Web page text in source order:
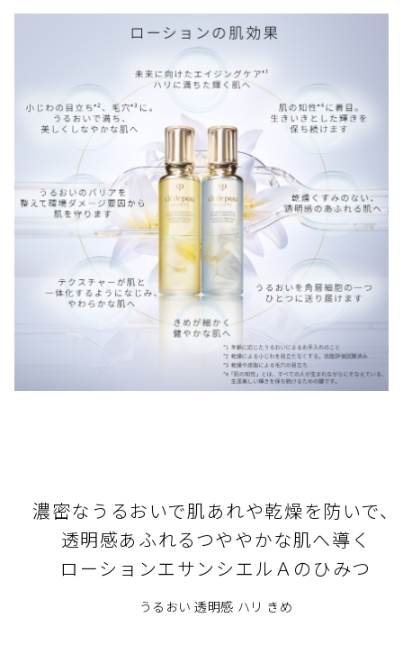
美的 ベストコスメ2025下半期スキンケア部門 スキンケアライ
GLOW OVER40女子に贈る ベストコスメ2025スキンケア部門
Numero TOKYOベストコスメ2025 3位
MAQUIA 年間ベストヒットコスメ2025スキンケア部門 3位
VOCE 2025年下半期賢者が選ぶベストコスメ化粧水部門 4位
MAQUIA ベストコスメ2025下半期化粧水部門 4位
VOGUEブレイクスルー賞 銀
anan 秋のモテコスメ大賞ニュース 新次元の保湿をもたらし
てくれる賞
ハーパーズバザー ベストコスメ2025スキンケア部門
クロワッサン クロワッサン ベストコスメ2025 化粧水部門
BAILA 30代のための相棒ベストコスメ2025年下半期デイリー
フィガロジャポン ボーテスター賞2025
ィアントリリーエキスGL*4（保湿・整肌）配合。
*2アスペルギルス培養物
*3「肌の知性」とは、すべての人が生まれながらにそなえている、生涯美
しい輝きを保ち続けるための鍵です。
*4マドンナリリー花エキス、グリセリン
アレルギーテスト済み（すべての人にアレルギーが起きないというわけ
ではありません。）
ニキビのもとになりにくい処方（すべての方にニキビができないという
わけではありません。）
Beauty Keyポイントおよびラディアンスポイントに関する詳細は各オ
ンラインショップ公式サイトのクレ・ド・ポー ボーテ ブランドページ
よりご確認をお願いします。
原産地
約2週間
2 「肌の知性」とは、すべての人が生まれながらにそなえている、生涯美
しい輝きを保ち続けるための鍵です。
3 マドンナリリー花エキス、グリセリン
卓越した手応え
優れた浸透力で瞬時に肌になじみ、濃密なうるおいで肌を満
たします。
乾燥による小じわを目立たなくする*4とともに、きめの一つ
ひとつにうるおいを与え、毛穴を目立たなくし、なめらかで
洗練された肌へ導きます。
4 効能評価試験済み
たっぷりのエキスとうるおいを含み、使ったその瞬間うるお
いを高め、つややかに輝く健康的な肌を保ちます。
効果的に角層への浸透を促す独自技術、ニュートリハイドロ
ストックテクノロジーを採用。うるおいを高めながら、肌表
面のきめを均一に整え、若わかしい輝きと弾むような感触を
もたらします。
GL*6（保湿）配合。
使用上の注意
日のあたるところや高温のところに置かないでください。
ご使用時や持ち運びの際は必ず本体容器をお持ちください。
天然成分がまれに浮遊したり、色のばらつきが生じることが
ありますが、使用性に問題ありません。
閉じる
Ｇ－１４／７ジメチルエーテル,ヒアルロン酸Ｎａ,グリチルリ
チン酸２Ｋ,ジラウロイルグルタミン酸リシンＮａ,シロキクラ
ゲ多糖体,乳酸,アセチルヒアルロン酸Ｎａ,セリン,オウゴン根エ
キス,フルクトース,ヒキオコシ葉／茎エキス,マドンナリリー花
エキス,水添レシチン,ユキノシタエキス,ＰＰＧ－１３デシルテ
トラデセス－２４,ビスＰＥＧ－１８メチルエーテルジメチルシ
ラン,ＥＤＴＡ－２Ｎａ,クエン酸Ｎａ,水酸化Ｋ,クエン酸,乳酸ア
ンモニウム,ピロ亜硫酸Ｎａ,ローズマリー葉エキス,ＢＨＴ,トコ
フェロール,ＰＥＧ－３０フィトステロール,ＥＤＴＡ－３Ｎａ,
フェノキシエタノール,クロルフェネシン,香料,赤２２７,黄４
※商品の改良や表示方法の変更などにより、実際の成分と一部
異なる場合があります。実際の成分は商品の表示をご覧くださ
閉じる
濃密なうるおいで肌あれや乾燥を防いで、
透明感あふれるつややかな肌へ導く
ローションエサンシエルＡのひみつ
うるおい 透明感 ハリ きめ